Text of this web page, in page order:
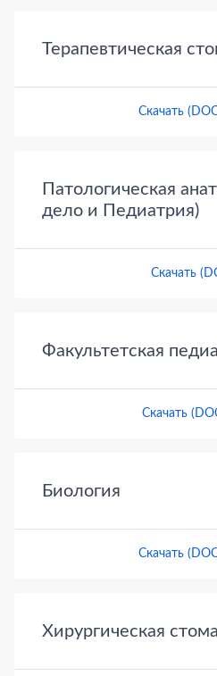
Терапевтическая
Скачать
Патологическая
дело и Педиатрия)
Скачать
Факультетская
Скачать
Биология
Скачать
Хирургическая